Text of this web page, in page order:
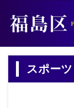
スポーツ